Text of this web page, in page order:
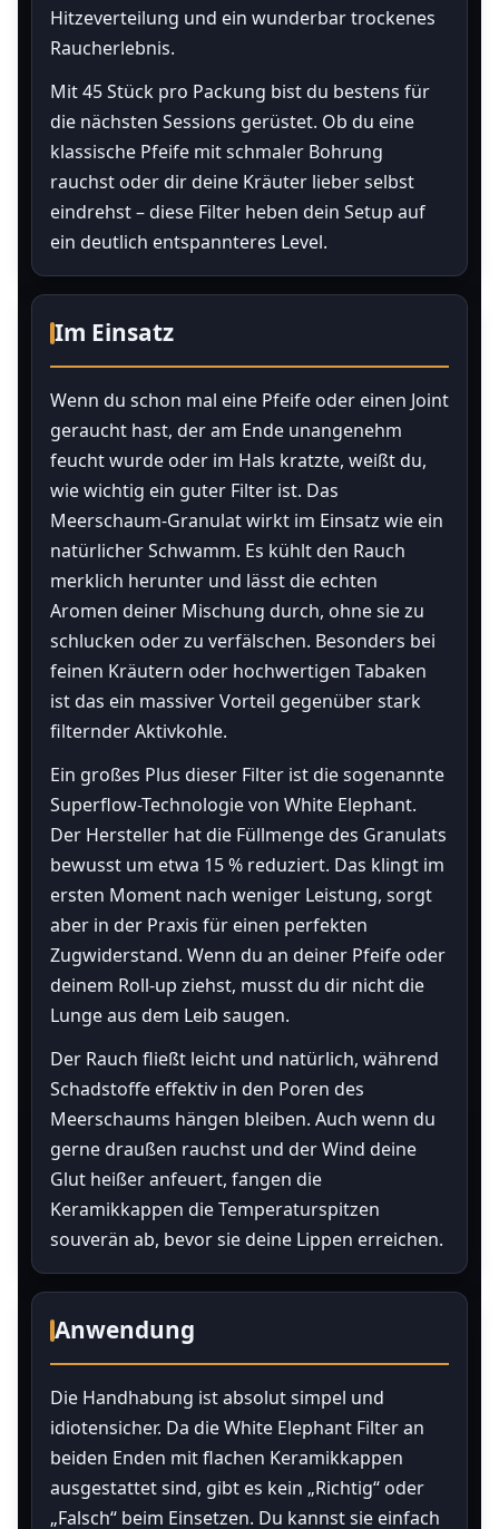
Hitzeverteilung und ein wunderbar trockenes
Raucherlebnis.
Mit 45 Stück pro Packung bist du bestens für
die nächsten Sessions gerüstet. Ob du eine
klassische Pfeife mit schmaler Bohrung
rauchst oder dir deine Kräuter lieber selbst
eindrehst – diese Filter heben dein Setup auf
ein deutlich entspannteres Level.
Im Einsatz
Wenn du schon mal eine Pfeife oder einen Joint
geraucht hast, der am Ende unangenehm
feucht wurde oder im Hals kratzte, weißt du,
wie wichtig ein guter Filter ist. Das
Meerschaum-Granulat wirkt im Einsatz wie ein
natürlicher Schwamm. Es kühlt den Rauch
merklich herunter und lässt die echten
Aromen deiner Mischung durch, ohne sie zu
schlucken oder zu verfälschen. Besonders bei
feinen Kräutern oder hochwertigen Tabaken
ist das ein massiver Vorteil gegenüber stark
filternder Aktivkohle.
Ein großes Plus dieser Filter ist die sogenannte
Superflow-Technologie von White Elephant.
Der Hersteller hat die Füllmenge des Granulats
bewusst um etwa 15 % reduziert. Das klingt im
ersten Moment nach weniger Leistung, sorgt
aber in der Praxis für einen perfekten
Zugwiderstand. Wenn du an deiner Pfeife oder
deinem Roll-up ziehst, musst du dir nicht die
Lunge aus dem Leib saugen.
Der Rauch fließt leicht und natürlich, während
Schadstoffe effektiv in den Poren des
Meerschaums hängen bleiben. Auch wenn du
gerne draußen rauchst und der Wind deine
Glut heißer anfeuert, fangen die
Keramikkappen die Temperaturspitzen
souverän ab, bevor sie deine Lippen erreichen.
Anwendung
Die Handhabung ist absolut simpel und
idiotensicher. Da die White Elephant Filter an
beiden Enden mit flachen Keramikkappen
ausgestattet sind, gibt es kein „Richtig“ oder
„Falsch“ beim Einsetzen. Du kannst sie einfach